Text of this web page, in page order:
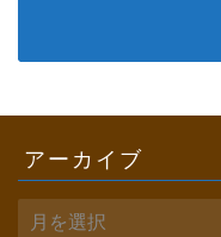
アーカイブ